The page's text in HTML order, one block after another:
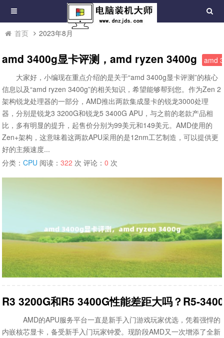
首页 2023年8月
amd 3400g显卡评测，amd ryzen 3400g
amd
大家好，小编现在重点介绍的是关于“amd 3400g显卡评测”的核心
信息以及“amd ryzen 3400g”的相关知识，希望能够帮到您。作为Zen 2
架构锐龙处理器的一部分，AMD推出两款集成显卡的锐龙3000处理
器，分别是锐龙3 3200G和锐龙5 3400G APU，与之前的老款产品相
比，多有明显的提升，起售价分别为99美元和149美元。AMD使用的
Zen+架构，这意味着这两款APU采用的是12nm工艺制造，可以提供更
好的主频速度...
分类：CPU 阅读：322 次 评论：0 次
R3 3200G和R5 3400G性能差距大吗？R5-
AMD的APU服务平台一直是新手入门游戏玩家优选，凭着强悍的
内嵌核芯显卡，备受新手入门玩家钟爱。现阶段AMD又一次增添了全新